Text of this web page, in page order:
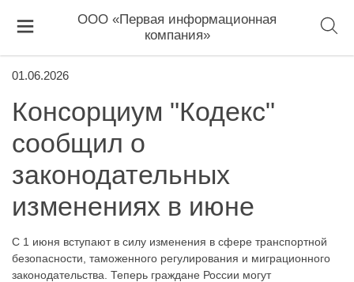
ООО «Первая информационная
компания»
01.06.2026
Консорциум "Кодекс"
сообщил о
законодательных
изменениях в июне
С 1 июня вступают в силу изменения в сфере транспортной
безопасности, таможенного регулирования и миграционного
законодательства. Теперь граждане России могут